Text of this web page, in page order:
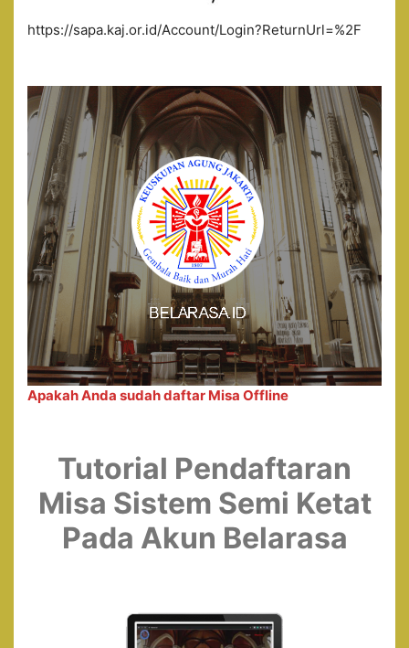
https://sapa.kaj.or.id/Account/Login?ReturnUrl=%2F
Apakah Anda sudah daftar Misa Offline
Tutorial Pendaftaran
Misa Sistem Semi Ketat
Pada Akun Belarasa